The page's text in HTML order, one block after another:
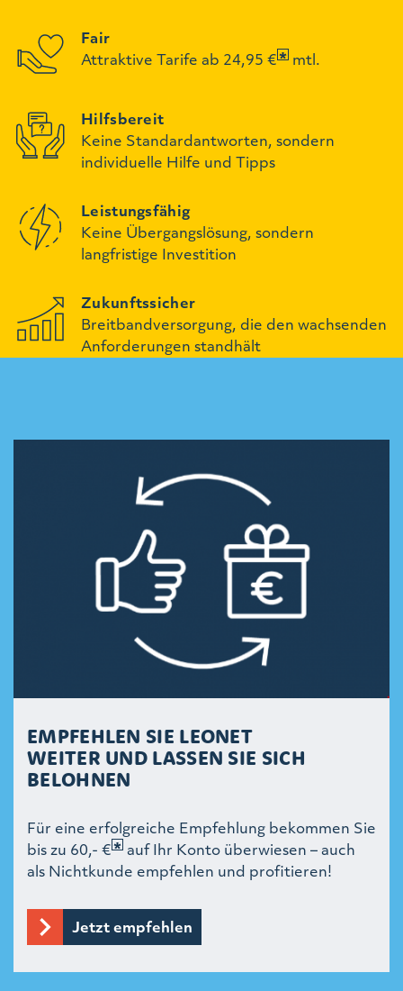
Fair
Attraktive Tarife ab 24,95 €
mtl.
Hilfsbereit
Keine Standardantworten, sondern
individuelle Hilfe und Tipps
Leistungsfähig
Keine Übergangslösung, sondern
langfristige Investition
Zukunftssicher
Breitbandversorgung, die den wachsenden
Anforderungen standhält
EMPFEHLEN SIE LEONET
WEITER UND LASSEN SIE SICH
BELOHNEN
Für eine erfolgreiche Empfehlung bekommen Sie
bis zu 60,- €
auf Ihr Konto überwiesen – auch
als Nichtkunde empfehlen und profitieren!
Jetzt empfehlen